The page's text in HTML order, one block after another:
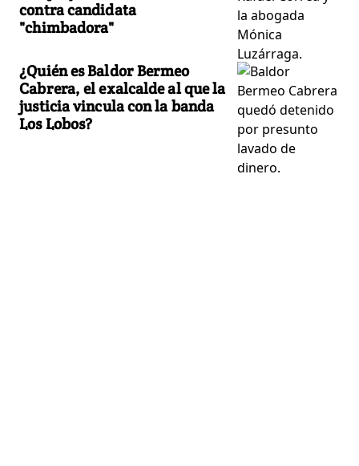
contra candidata
"chimbadora"
¿Quién es Baldor Bermeo
Cabrera, el exalcalde al que la
justicia vincula con la banda
Los Lobos?